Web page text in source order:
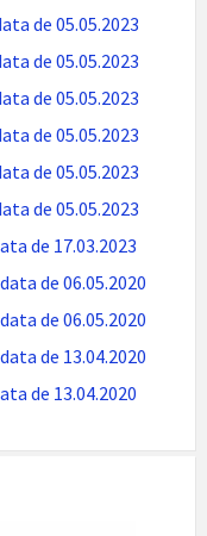
de 05.05.2023
de 05.05.2023
de 05.05.2023
de 05.05.2023
de 05.05.2023
de 05.05.2023
de 17.03.2023
de 06.05.2020
de 06.05.2020
de 13.04.2020
de 13.04.2020